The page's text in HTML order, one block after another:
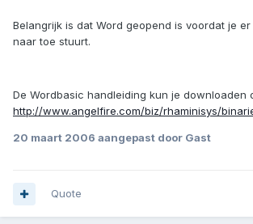
Belangrijk is dat Word geopend is voordat je
naar toe stuurt.
De Wordbasic handleiding kun je downloaden
http://www.angelfire.com/biz/rhaminisys/
20 maart 2006 aangepast door Gast
Quote